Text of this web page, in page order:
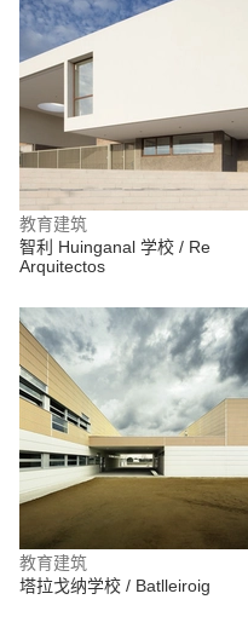
教育建筑
智利 Huinganal 学校 / Re
Arquitectos
教育建筑
塔拉戈纳学校 / Batlleiroig